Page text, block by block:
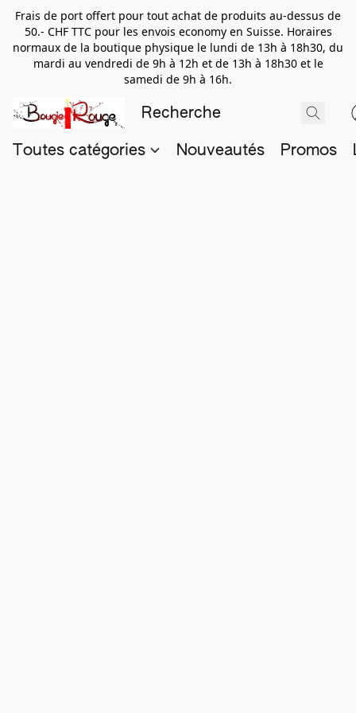
Frais de port offert pour tout achat de produits au-dessus de
50.- CHF TTC pour les envois economy en Suisse. Horaires
normaux de la boutique physique le lundi de 13h à 18h30, du
mardi au vendredi de 9h à 12h et de 13h à 18h30 et le
samedi de 9h à 16h.
Toutes catégories Nouveautés Promos